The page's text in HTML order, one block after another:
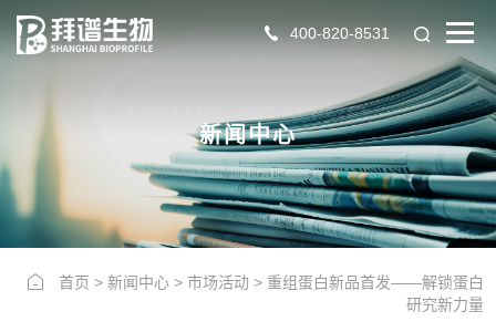
400-820-8531
NEWS CENTER
新闻中心
首页 > 新闻中心> 市场活动> 重组蛋白新品首发——解锁蛋白
研究新力量